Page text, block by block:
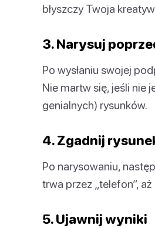
błyszczy Twoja
3. Narysuj
Po wysłaniu swojej
Nie martw się, jeśli nie
genialnych) rysunków.
4. Zgadnij
Po narysowaniu,
trwa przez „telefon”,
5. Ujawnij wyniki